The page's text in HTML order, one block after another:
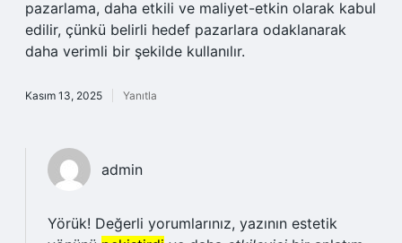
pazarlama, daha etkili ve maliyet-etkin olarak kabul
edilir, çünkü belirli hedef pazarlara odaklanarak
daha verimli bir şekilde kullanılır.
Kasım 13, 2025 Yanıtla
admin
Yörük! Değerli yorumlarınız, yazının estetik